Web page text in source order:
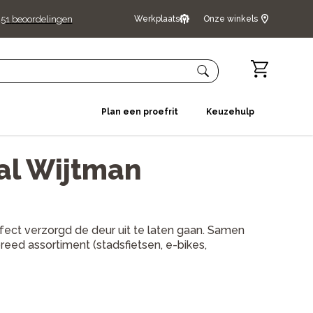
beoordelingen Werkplaats Onze winkels
Plan een proefrit Keuzehulp
Wijtman
verzorgd de deur uit te laten gaan. Samen
assortiment (stadsfietsen, e-bikes,